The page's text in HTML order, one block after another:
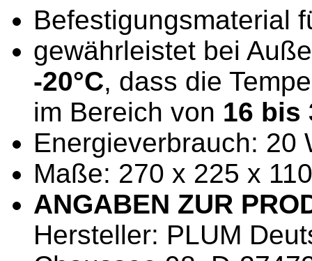
Befestigungsmaterial
gewährleistet bei
-20°C, dass die
im Bereich von 16 bis
Energieverbrauch: 20
Maße: 270 x 225 x
ANGABEN ZUR
Hersteller: PLUM